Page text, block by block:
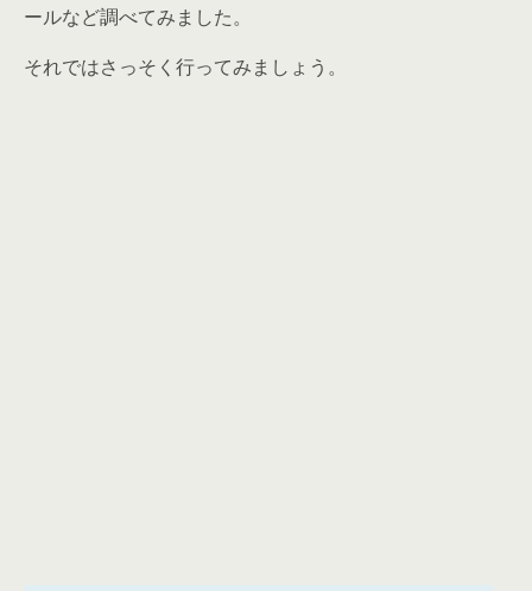
ールなど調べてみました。
それではさっそく行ってみましょう。